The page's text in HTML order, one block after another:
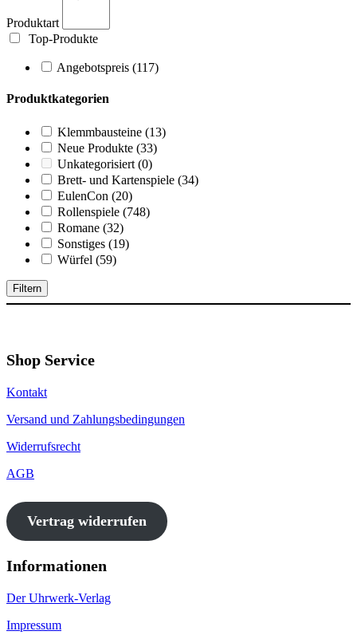
Produktart
Top-Produkte
Angebotspreis (117)
Produktkategorien
Klemmbausteine (13)
Neue Produkte (33)
Unkategorisiert (0)
Brett- und Kartenspiele (34)
EulenCon (20)
Rollenspiele (748)
Romane (32)
Sonstiges (19)
Würfel (59)
Filtern
Shop Service
Kontakt
Versand und Zahlungsbedingungen
Widerrufsrecht
AGB
Vertrag widerrufen
Informationen
Der Uhrwerk-Verlag
Impressum